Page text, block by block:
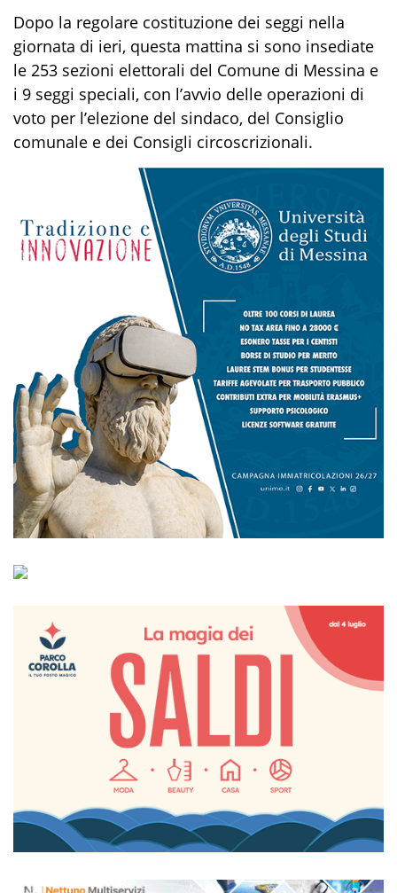
Dopo la regolare costituzione dei seggi nella
giornata di ieri, questa mattina si sono insediate
le 253 sezioni elettorali del Comune di Messina e
i 9 seggi speciali, con l’avvio delle operazioni di
voto per l’elezione del sindaco, del Consiglio
comunale e dei Consigli circoscrizionali.